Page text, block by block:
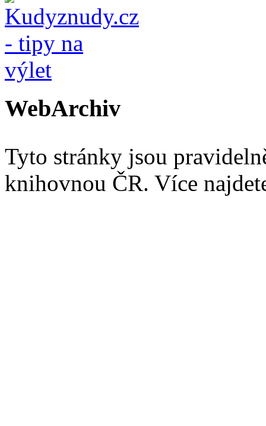
WebArchiv
Tyto stránky jsou
knihovnou ČR. Více